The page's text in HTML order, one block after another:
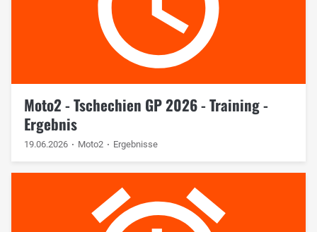
Moto2 - Tschechien GP 2026 - Training -
Ergebnis
19.06.2026 Moto2 Ergebnisse